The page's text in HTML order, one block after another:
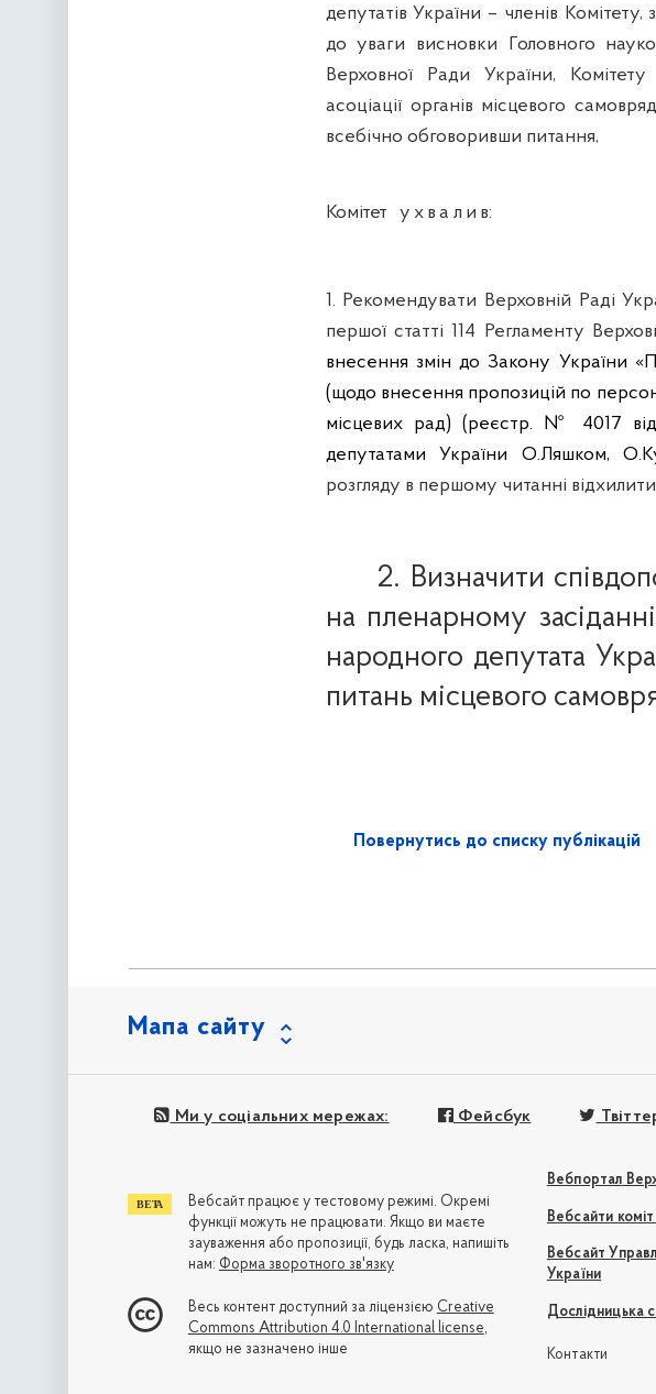
депутатів України – членів
до уваги висновки Головного
Верховної Ради України,
асоціації органів місцевого
всебічно обговоривши питання,
Комітет у х в а л и в:
1. Рекомендувати Верховній Раді
першої статті 114 Регламенту
внесення змін до Закону України
(щодо внесення пропозицій по
місцевих рад) (реєстр. № 4017
депутатами України О.Ляшком,
розгляду в першому читанні
2. Визначити
на пленарному
народного депутата
питань місцевого
Повернутись до списку публікацій
Мапа сайту
Ми у соціальних мережах: Фейсбук
Вебпортал
Вебсайти
Вебсайт
України
Дослідницька
Контакти
Вебсайт працює у тестовому режимі. Окремі
функції можуть не працювати. Якщо ви маєте
зауваження або пропозиції, будь ласка, напишіть
нам: Форма зворотного зв'язку
Весь контент доступний за ліцензією Creative
Commons Attribution 4.0 International license,
якщо не зазначено інше